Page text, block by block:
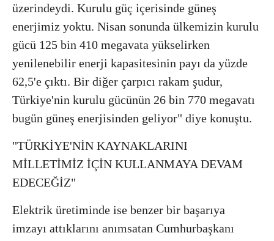
üzerindeydi. Kurulu güç içerisinde güneş
enerjimiz yoktu. Nisan sonunda ülkemizin kurulu
gücü 125 bin 410 megavata yükselirken
yenilenebilir enerji kapasitesinin payı da yüzde
62,5'e çıktı. Bir diğer çarpıcı rakam şudur,
Türkiye'nin kurulu gücünün 26 bin 770 megavatı
bugün güneş enerjisinden geliyor" diye konuştu.
"TÜRKİYE'NİN KAYNAKLARINI
MİLLETİMİZ İÇİN KULLANMAYA DEVAM
EDECEĞİZ"
Elektrik üretiminde ise benzer bir başarıya
imzayı attıklarını anımsatan Cumhurbaşkanı